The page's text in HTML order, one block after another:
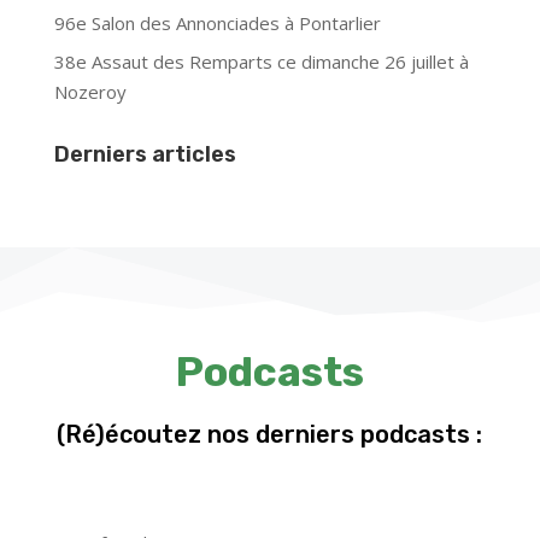
96e Salon des Annonciades à Pontarlier
38e Assaut des Remparts ce dimanche 26 juillet à
Nozeroy
Derniers articles
Podcasts
(Ré)écoutez nos derniers podcasts :